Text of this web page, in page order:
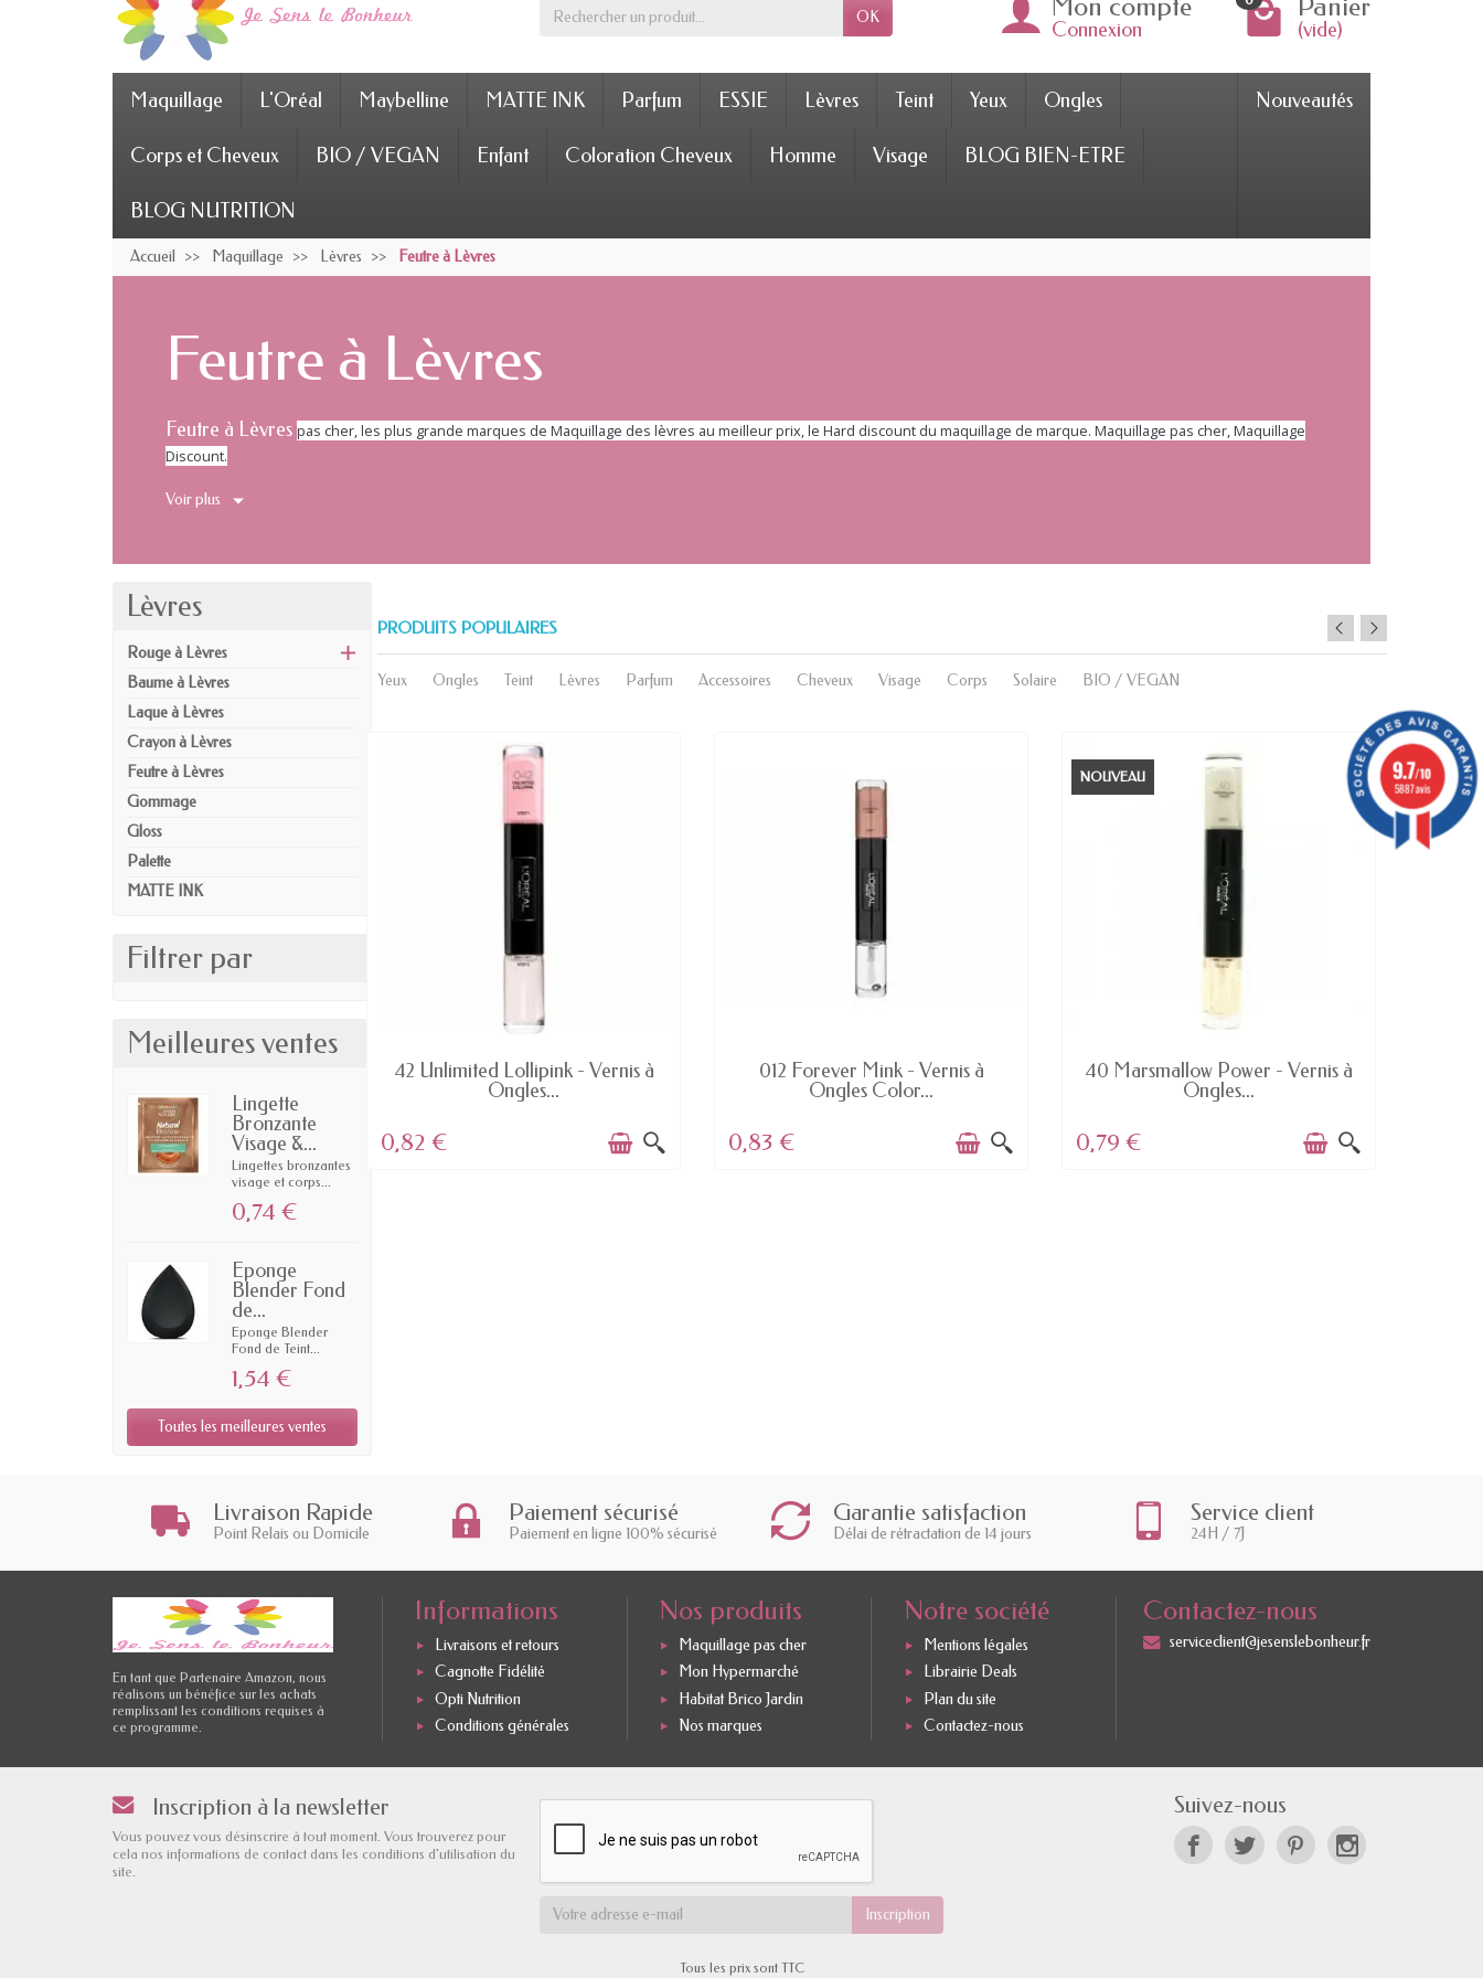
OK
Connexion (vide)
Maquillage L'Oréal Maybelline MATTE INK Parfum ESSIE Lèvres Teint Yeux Ongles
Corps et Cheveux BIO / VEGAN Enfant Coloration Cheveux Homme Visage BLOG BIEN-ETRE
BLOG NUTRITION
Nouveautés
Accueil Maquillage Lèvres Feutre à Lèvres
Feutre à Lèvres
Feutre à Lèvres pas cher, les plus grande marques de Maquillage des lèvres au meilleur prix, le Hard discount du maquillage de marque. Maquillage pas cher, Maquillage
Discount.
Voir plus
Lèvres
Rouge à Lèvres
Baume à Lèvres
Laque à Lèvres
Crayon à Lèvres
Feutre à Lèvres
Gommage
Gloss
Palette
MATTE INK
Filtrer par
Meilleures ventes
Lingette
Bronzante
Visage &...
Lingettes bronzantes
visage et corps...
0,74 €
Eponge
Blender Fond
de...
Eponge Blender
Fond de Teint...
1,54 €
Toutes les meilleures ventes
PRODUITS POPULAIRES
Yeux Ongles Teint Lèvres Parfum Accessoires Cheveux Visage Corps Solaire BIO / VEGAN
EN STOCK
42 Unlimited Lollipink - Vernis à
Ongles...
0,82 €
012 Forever Mink - Vernis à
Ongles Color...
0,83 €
NOUVEAU
40 Marsmallow Power - Vernis à
Ongles...
0,79 €
Livraison Rapide
Point Relais ou Domicile
Paiement sécurisé
Paiement en ligne 100% sécurisé
Garantie satisfaction
Délai de rétractation de 14 jours
Service client
24H / 7J
En tant que Partenaire Amazon, nous
réalisons un bénéfice sur les achats
remplissant les conditions requises à
ce programme.
Informations
Livraisons et retours
Cagnotte Fidélité
Opti Nutrition
Conditions générales
Nos produits
Maquillage pas cher
Mon Hypermarché
Habitat Brico Jardin
Nos marques
Notre société
Mentions légales
Librairie Deals
Plan du site
Contactez-nous
Contactez-nous
serviceclient@jesenslebonheur.fr
Inscription à la newsletter
Vous pouvez vous désinscrire à tout moment. Vous trouverez pour
cela nos informations de contact dans les conditions d'utilisation du
site.
Suivez-nous
Tous les prix sont TTC
9.7/10
5887 avis